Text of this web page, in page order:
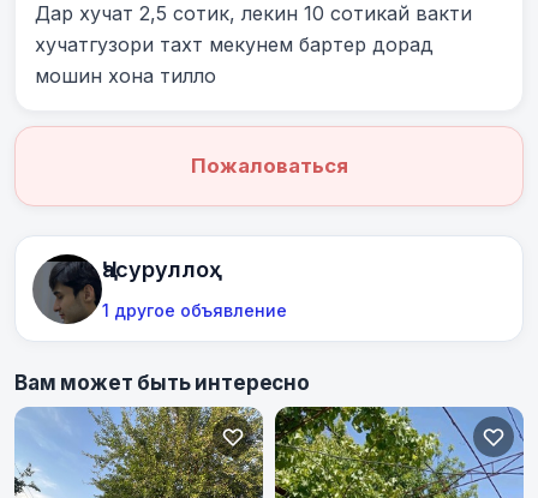
Дар хучат 2,5 сотик, лекин 10 сотикай вакти
хучатгузори тахт мекунем бартер дорад
мошин хона тилло
Пожаловаться
Ҷасуруллоҳ
1 другое объявление
Вам может быть интересно